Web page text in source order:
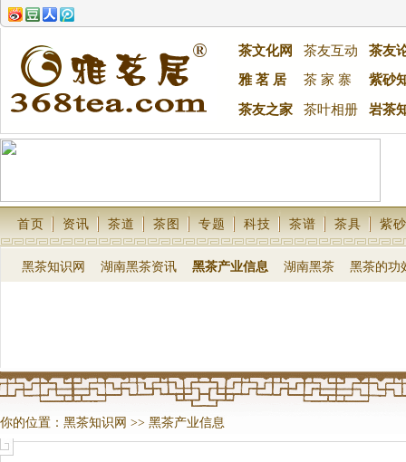
茶文化网 茶友互动
茶友
雅 茗 居
茶 家 寨 紫砂
茶友之家 茶叶相册 岩茶
首页 资讯 茶道 茶图 专题 科技 茶谱 茶具 紫砂
黑茶知识网 湖南黑茶资讯 黑茶产业信息 湖南黑茶 黑茶的功
你的位置： 黑茶知识网 >> 黑茶产业信息